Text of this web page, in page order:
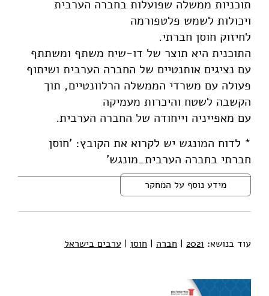
תוכניות ממשלה שפועלות בחברה הערבית
ויכולות לשמש פלטפורמה
לחיזוק חוסן חברתי.
התוכנית היא תוצר של דו-שיח משתף ומשתתף
עם נציגים אותנטיים של החברה הערבית ושיתוף
פעולה עם משרדי הממשלה הרלוונטיים, תוך
הקשבה לשטח והיכרות מעמיקה
עם מאפייניה וייחודה של החברה הערבית.
* לדוח המונגש יש לקרוא את הקובץ: 'חוסן
חברתי בחברה הערבית_מונגש'
מידע נוסף על המחקר
עוד בנושא: 2021
| חברה | חוסן | ערבים בישראל